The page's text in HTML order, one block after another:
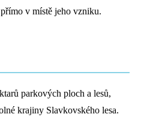
v místě jeho vzniku.
parkových ploch a lesů,
krajiny Slavkovského lesa.